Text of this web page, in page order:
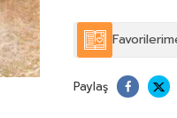
beş kişiyle" diye
ilginç gelişmelere
görünüp bir
tüfeğin
dostlukları ve
Paylaş